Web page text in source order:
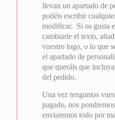
llevan un apartado de
podéis escribir
modificar. Si os gusta
cambiarle el texto,
vuestro logo, o lo que
el apartado de
que queráis que
del pedido.
Una vez tengamos
pagado, nos
enviaremos todo por